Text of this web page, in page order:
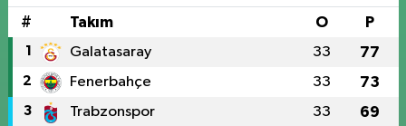
# Takım O P
1 Galatasaray 33 77
2 Fenerbahçe 33 73
3 Trabzonspor 33 69